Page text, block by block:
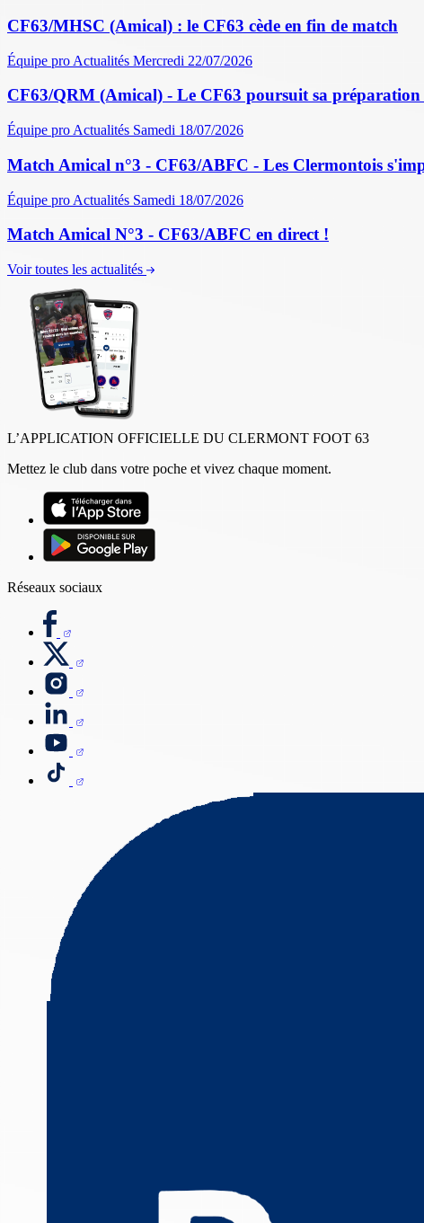
CF63/MHSC (Amical) : le CF63 cède en fin de match
Équipe pro Actualités Mercredi 22/07/2026
CF63/QRM (Amical) - Le CF63 poursuit sa préparation
Équipe pro Actualités Samedi 18/07/2026
Match Amical n°3 - CF63/ABFC - Les Clermontois
Équipe pro Actualités Samedi 18/07/2026
Match Amical N°3 - CF63/ABFC en direct !
Voir toutes les actualités
L’APPLICATION OFFICIELLE DU CLERMONT FOOT 63
Mettez le club dans votre poche et vivez chaque moment.
Réseaux sociaux